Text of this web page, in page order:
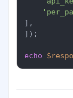
],
]);
echo